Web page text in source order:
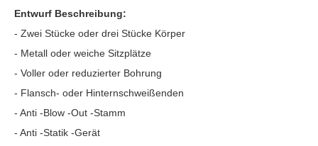
Entwurf Beschreibung:
- Zwei Stücke oder drei Stücke Körper
- Metall oder weiche Sitzplätze
- Voller oder reduzierter Bohrung
- Flansch- oder Hinternschweißenden
- Anti -Blow -Out -Stamm
- Anti -Statik -Gerät